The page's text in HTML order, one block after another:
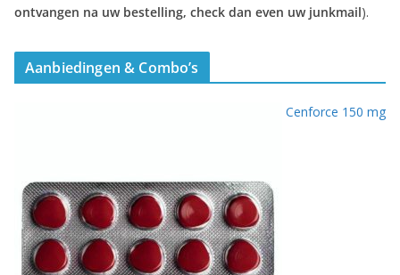
ontvangen na uw bestelling, check dan even uw junkmail).
Aanbiedingen & Combo’s
Cenforce 150 mg